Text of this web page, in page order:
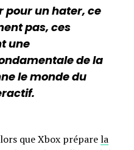
pour un hater, ce
pas, ces
une
de la
le monde du
que Xbox préparela